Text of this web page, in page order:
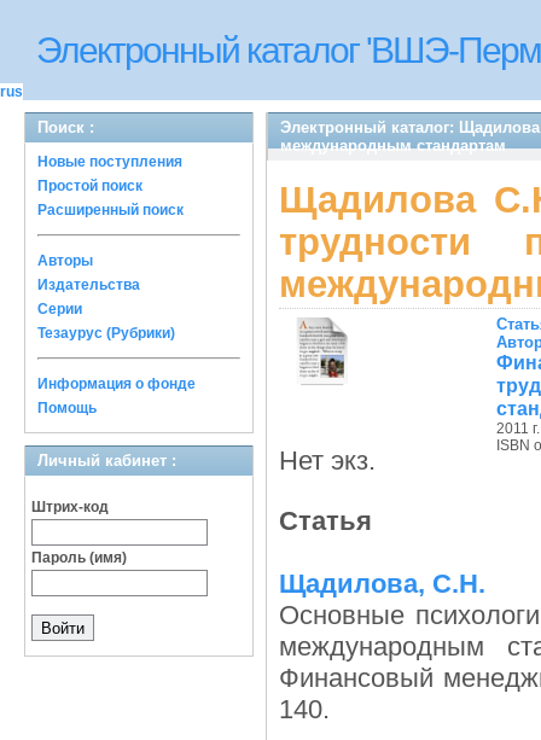
Электронный каталог 'ВШЭ-
rus
Поиск :
Новые поступления
Простой поиск
Расширенный поиск
Авторы
Издательства
Серии
Тезаурус (Рубрики)
Информация о фонде
Помощь
Личный кабинет :
Штрих-код
Пароль (имя)
Электронный каталог:
международным стандартам
Щадилова
Нет экз.
2011 г.
ISBN
Статья
Щадилова, С.Н.
Основные
международным
Финансовый
140.